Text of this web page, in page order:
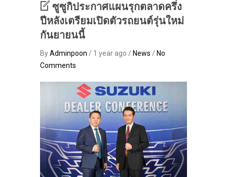
ซูซูกิประกาศแผนรุกตลาดครึ่ง
ปีหลังเตรียมเปิดตัวรถยนต์รุ่นใหม่
กันยายนนี้
ByAdminpoon / 1 year ago / News / No
Comments